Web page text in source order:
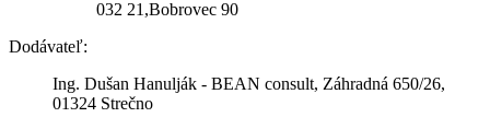
032 21,Bobrovec 90
Dodávateľ:
Ing. Dušan Hanulják - BEAN consult, Záhradná 650/26,
01324 Strečno